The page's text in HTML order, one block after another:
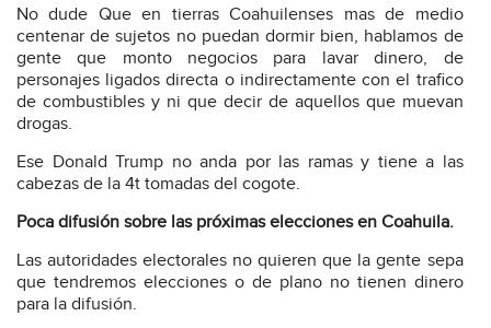
No dude Que en tierras Coahuilenses mas de medio
centenar de sujetos no puedan dormir bien, hablamos de
gente que monto negocios para lavar dinero, de
personajes ligados directa o indirectamente con el trafico
de combustibles y ni que decir de aquellos que muevan
drogas.
Ese Donald Trump no anda por las ramas y tiene a las
cabezas de la 4t tomadas del cogote.
Poca difusión sobre las próximas elecciones en Coahuila.
Las autoridades electorales no quieren que la gente sepa
que tendremos elecciones o de plano no tienen dinero
para la difusión.